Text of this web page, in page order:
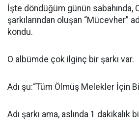
İşte döndüğüm günün sabahında,
şarkılarından oluşan “Mücevher”
kondu.
O albümde çok ilginç bir şarkı var.
Adı şu:“Tüm Ölmüş Melekler İçin
Adı şarkı ama, aslında 1 dakikalık